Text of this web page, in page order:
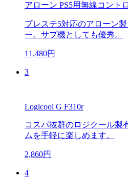
アローン PS5用無線コント
プレステ5対応のアローン
ー。サブ機としても優秀。
11,480円
3
Logicool G F310r
コスパ抜群のロジクール製
ムを手軽に楽しめます。
2,860円
4